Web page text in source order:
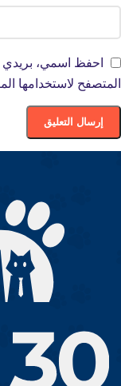
احفظ اسمي، بريدي
المتصفح لاستخدامها